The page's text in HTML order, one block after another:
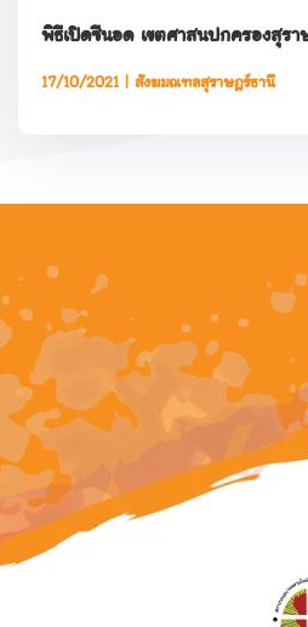
พิธีเปิดซีนอด เขตศาสนปกครองสุรา
17/10/2021| สังฆมณฑลสุราษฎร์ธานี